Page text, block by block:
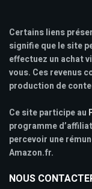
Certains liens
signifie que le site
effectuez un achat
vous. Ces revenus
production de
Ce site participe au
programme
percevoir une
Amazon.fr.
NOUS